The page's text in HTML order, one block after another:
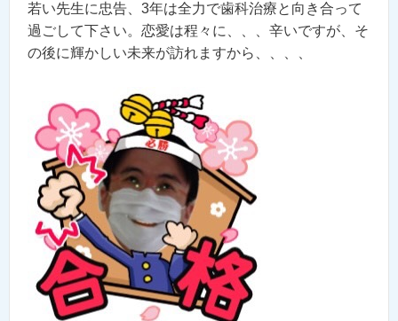
若い先生に忠告、3年は全力で歯科治療と向き合って
過ごして下さい。恋愛は程々に、、、辛いですが、そ
の後に輝かしい未来が訪れますから、、、、